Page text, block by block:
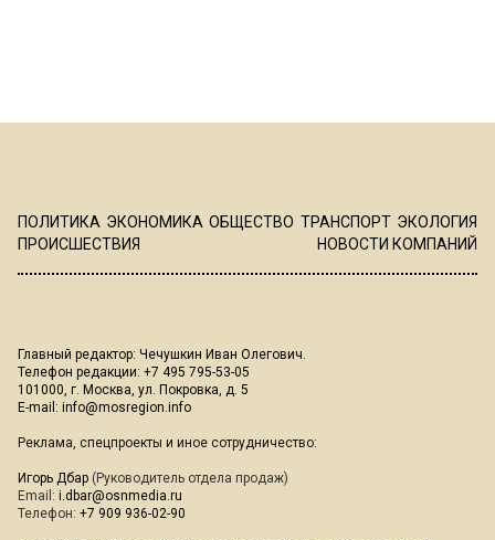
ПОЛИТИКА ЭКОНОМИКА ОБЩЕСТВО ТРАНСПОРТ ЭКОЛОГИЯ
ПРОИСШЕСТВИЯ
НОВОСТИ КОМПАНИЙ
Главный редактор: Чечушкин Иван Олегович.
Телефон редакции: +7 495 795-53-05
101000, г. Москва, ул. Покровка, д. 5
E-mail: info@mosregion.info
Реклама, спецпроекты и иное сотрудничество:
Игорь Дбар (Руководитель отдела продаж)
Email: i.dbar@osnmedia.ru
Телефон: +7 909 936-02-90